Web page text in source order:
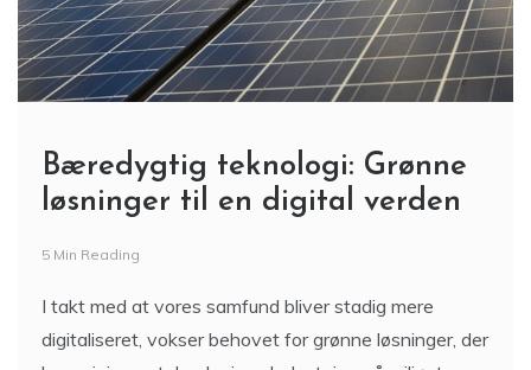
Bæredygtig teknologi: Grønne
løsninger til en digital verden
5 Min Reading
I takt med at vores samfund bliver stadig mere
digitaliseret, vokser behovet for grønne løsninger, der